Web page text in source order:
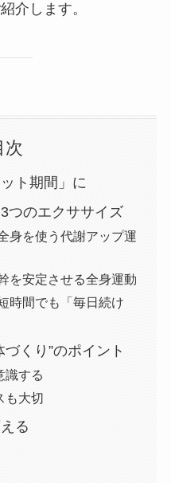
介します。
次
ト期間」に
つのエクササイズ
身を使う代謝アップ運
を安定させる全身運動
時間でも「毎日続け
くり”のポイント
識する
も大切
る